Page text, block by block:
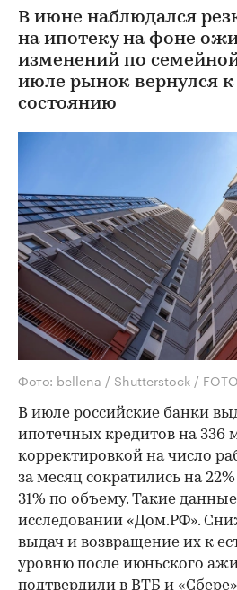
В июне наблюдался
на ипотеку на фоне
изменений по
июле рынок вернулся к
состоянию
Фото: bellena / Shutterstock /
В июле российские банки
ипотечных кредитов на 336
корректировкой на число
за месяц сократились на
31% по объему. Такие
исследовании «Дом.РФ».
выдач и возвращение их к
уровню после июньского
подтвердили в ВТБ и